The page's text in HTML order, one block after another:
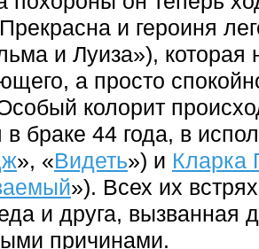
и героиня
и Луиза»), которая
а просто
колорит
браке 44 года, в
», «Видеть») и Кларка
»). Всех их
и друга, вызванная
причинами.